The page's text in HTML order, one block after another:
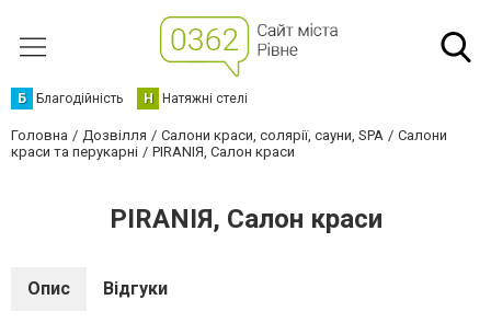
Б Благодійність Н Натяжні стелі
Головна Дозвілля Салони краси, солярії, сауни, SPA
Салони
краси та перукарні
PIRANIЯ, Салон краси
PIRANIЯ, Салон краси
Опис Відгуки